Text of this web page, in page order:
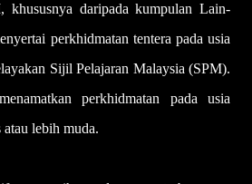
khususnya daripada kumpulan Lain-
perkhidmatan tentera pada usia
Sijil Pelajaran Malaysia (SPM).
perkhidmatan pada usia
atau lebih muda.